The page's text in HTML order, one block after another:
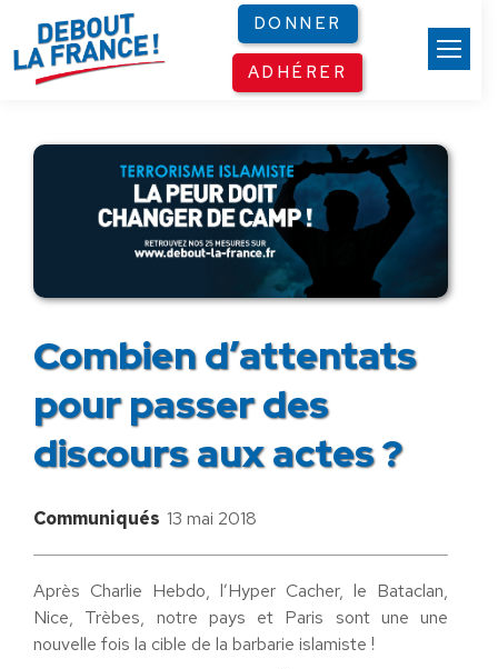
DONNER
ADHÉRER
Combien d’attentats
pour passer des
discours aux actes ?
Communiqués 13 mai 2018
Après Charlie Hebdo, l’Hyper Cacher, le Bataclan,
Nice, Trèbes, notre pays et Paris sont une une
nouvelle fois la cible de la barbarie islamiste !
Panneau de gestion des cookies